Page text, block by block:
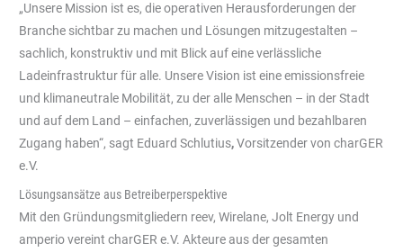
„Unsere Mission ist es, die operativen Herausforderungen der
Branche sichtbar zu machen und Lösungen mitzugestalten –
sachlich, konstruktiv und mit Blick auf eine verlässliche
Ladeinfrastruktur für alle. Unsere Vision ist eine emissionsfreie
und klimaneutrale Mobilität, zu der alle Menschen – in der Stadt
und auf dem Land – einfachen, zuverlässigen und bezahlbaren
Zugang haben“, sagt Eduard Schlutius,Vorsitzender von charGER
e.V.
Lösungsansätze aus Betreiberperspektive
Mit den Gründungsmitgliedern reev, Wirelane, Jolt Energy und
amperio vereint charGER e.V. Akteure aus der gesamten